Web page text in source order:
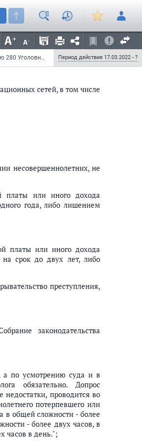
Федеральный закон от 6 марта 2022 г. N 38-ФЗ "О внесении изменений в Уголовный кодекс Российской Федерации и статью 280 Уголовно-процессуального кодекса Российской Федерации" Период действия 17.03.2022 - ?
сетей, в том
сетей, в том числе
несовершеннолетних, не
платы или иного дохода
года, либо лишением
платы или иного дохода
срок до двух лет, либо
преступления,
законодательства
а по усмотрению суда и в
обязательно. Допрос
проводится во
потерпевшего или
в общей сложности - более
- более двух часов, в
часов в день.";